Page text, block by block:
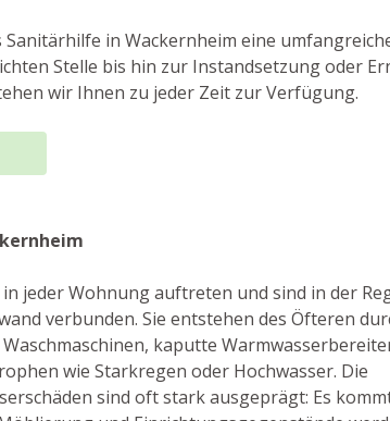
in Wackernheim eine
Stelle bis hin zur Instandsetzung oder
wir Ihnen zu jeder Zeit zur Verfügung.
jeder Wohnung auftreten und sind in der
verbunden. Sie entstehen des Öfteren
kaputte
wie Starkregen oder Hochwasser. Die
sind oft stark ausgeprägt: Es